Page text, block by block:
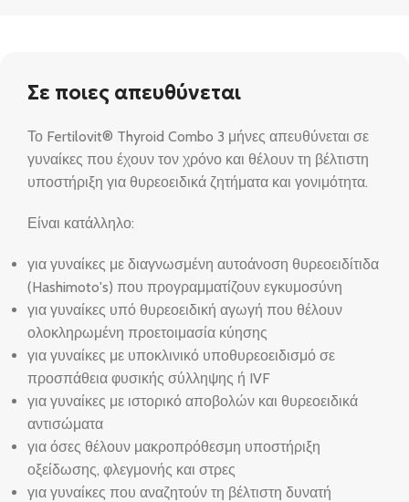
Σε ποιες απευθύνεται
Το Fertilovit® Thyroid Combo 3 μήνες απευθύνεται σε
γυναίκες που έχουν τον χρόνο και θέλουν τη βέλτιστη
υποστήριξη για θυρεοειδικά ζητήματα και γονιμότητα.
Είναι κατάλληλο:
για γυναίκες με διαγνωσμένη αυτοάνοση θυρεοειδίτιδα
(Hashimoto's) που προγραμματίζουν εγκυμοσύνη
για γυναίκες υπό θυρεοειδική αγωγή που θέλουν
ολοκληρωμένη προετοιμασία κύησης
για γυναίκες με υποκλινικό υποθυρεοειδισμό σε
προσπάθεια φυσικής σύλληψης ή IVF
για γυναίκες με ιστορικό αποβολών και θυρεοειδικά
αντισώματα
για όσες θέλουν μακροπρόθεσμη υποστήριξη
οξείδωσης, φλεγμονής και στρες
για γυναίκες που αναζητούν τη βέλτιστη δυνατή